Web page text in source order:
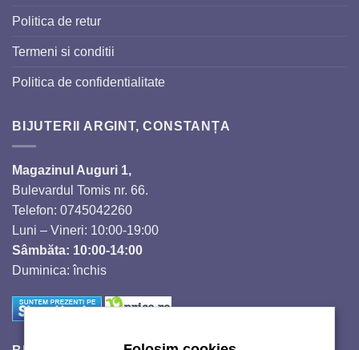
Politica de retur
Termeni si conditii
Politica de confidentialitate
BIJUTERII ARGINT, CONSTANȚA
Magazinul Auguri 1,
Bulevardul Tomis nr. 66.
Telefon: 0745042260
Luni – Vineri: 10:00-19:00
Sâmbăta: 10:00-14:00
Duminica: închis